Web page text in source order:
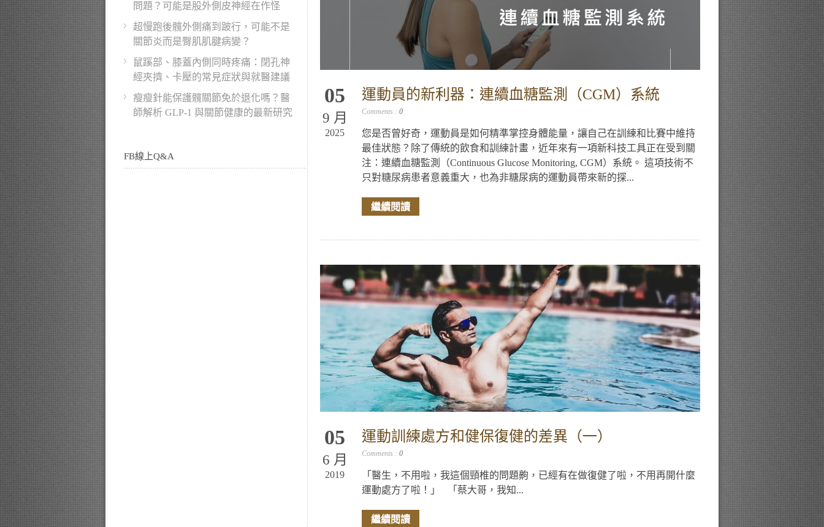
05
9 月
2025
運動員的新利器：連續血糖監測（CGM）系統
Comments : 0
您是否曾好奇，運動員是如何精準掌控身體能量，讓自己在訓練和比賽中維持
最佳狀態？除了傳統的飲食和訓練計畫，近年來有一項新科技工具正在受到關
注：連續血糖監測（Continuous Glucose Monitoring, CGM）系統。 這項技術不
只對糖尿病患者意義重大，也為非糖尿病的運動員帶來新的探...
繼續閱讀
05
6 月
2019
運動訓練處方和健保復健的差異（一）
Comments : 0
「醫生，不用啦，我這個頸椎的問題齁，已經有在做復健了啦，不用再開什麼
運動處方了啦！」 「蔡大哥，我知...
繼續閱讀
問題？可能是股外側皮神經在作怪
超慢跑後髖外側痛到跛行，可能不是
關節炎而是臀肌肌腱病變？
鼠蹊部、膝蓋內側同時疼痛：閉孔神
經夾擠、卡壓的常見症狀與就醫建議
瘦瘦針能保護髖關節免於退化嗎？醫
師解析 GLP-1 與關節健康的最新研究
FB線上Q&A